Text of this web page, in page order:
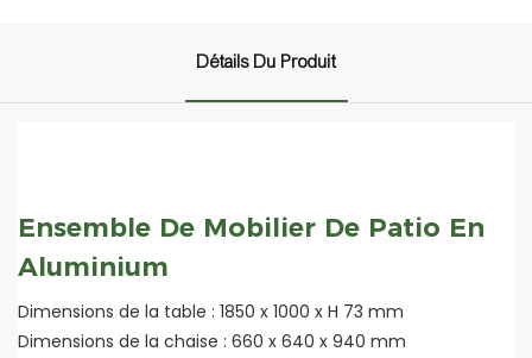
Détails Du Produit
Ensemble De Mobilier De Patio En
Aluminium
Dimensions de la table : 1850 x 1000 x H 73 mm
Dimensions de la chaise : 660 x 640 x 940 mm